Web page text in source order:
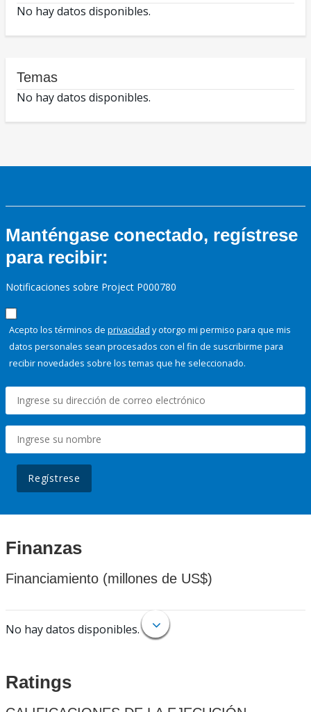
No hay datos disponibles.
Temas
No hay datos disponibles.
Manténgase conectado, regístrese
para recibir:
Notificaciones sobre Project P000780
Acepto los términos de privacidad y otorgo mi permiso para que mis
datos personales sean procesados con el fin de suscribirme para
recibir novedades sobre los temas que he seleccionado.
Regístrese
Finanzas
Financiamiento (millones de US$)
No hay datos disponibles.
Ratings